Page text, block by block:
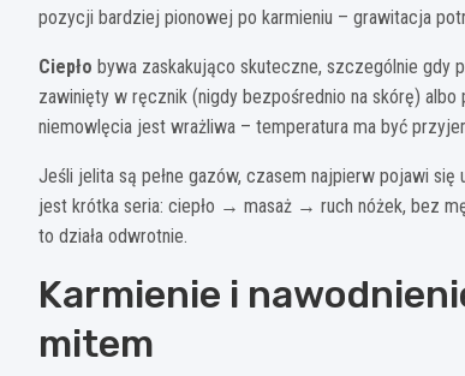
pozycji bardziej pionowej po karmieniu – grawitacja
Ciepło bywa zaskakująco skuteczne, szczególnie gdy
zawinięty w ręcznik (nigdy bezpośrednio na skórę)
niemowlęcia jest wrażliwa – temperatura ma być
Jeśli jelita są pełne gazów, czasem najpierw pojawi
jest krótka seria: ciepło → masaż → ruch nóżek, bez
to działa odwrotnie.
Karmienie i
mitem